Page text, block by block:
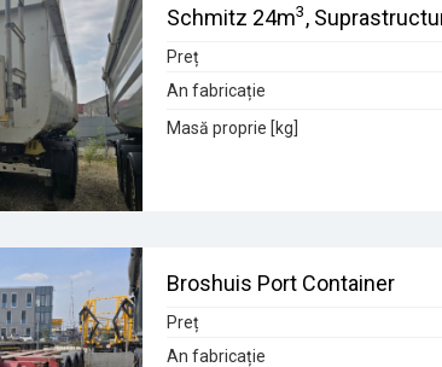
Schmitz 24m3,
Preț
An fabricație
Masă proprie [kg]
Broshuis Port Container
Preț
An fabricație